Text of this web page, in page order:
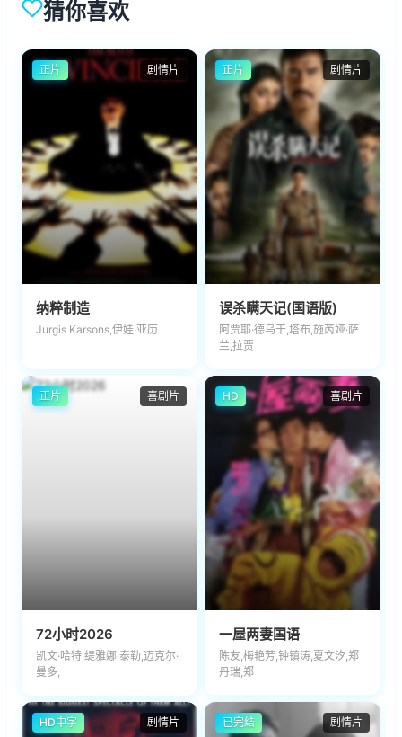
猜你喜欢
剧情片
正片
纳粹制造
Jurgis Karsons,伊娃·亚历
剧情片
正片
误杀瞒天记(国语版)
阿贾耶·德乌干,塔布,施芮娅·萨
兰,拉贾
喜剧片
正片
72小时2026
凯文·哈特,缇雅娜·泰勒,迈克尔·
曼多,
喜剧片
HD
一屋两妻国语
陈友,梅艳芳,钟镇涛,夏文汐,郑
丹瑞,郑
剧情片
HD中字 剧情片
已完结